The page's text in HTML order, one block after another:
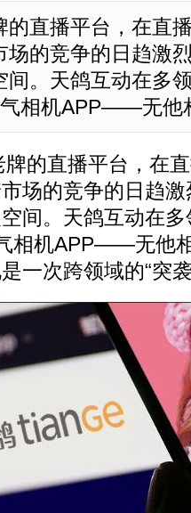
的直播平台，在直
场的竞争的日趋激
间。天鸽互动在多
相机APP——无他
的直播平台，在
场的竞争的日趋
间。天鸽互动在
相机APP——无他
一次跨领域的“突